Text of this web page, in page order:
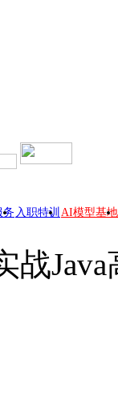
务 入职特训 AI模型基地
战